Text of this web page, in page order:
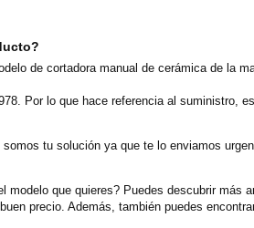
de cortadora manual de cerámica de la
Por lo que hace referencia al suministro,
somos tu solución ya que te lo enviamos
modelo que quieres? Puedes descubrir
precio. Además, también puedes